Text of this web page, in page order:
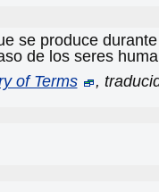
se produce
de los seres
of Terms
,